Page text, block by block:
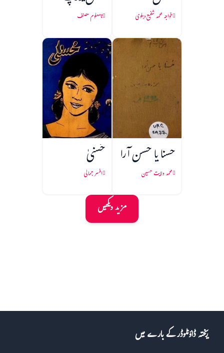
خواجہ محمد شفیع دہلوی نامعلوم مصنف
حسنا یا حسن آرا
محمد ولایت حسین
حُسنیٰ
افسر جمالی
مزید دیکھیں
ریختہ ڈاؤنلوڈر کے بارے میں